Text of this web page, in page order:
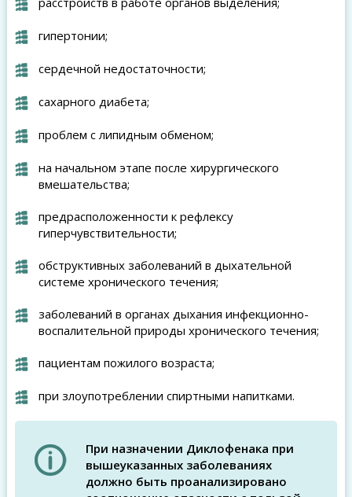
гипертонии;
сердечной недостаточности;
сахарного диабета;
проблем с липидным обменом;
на начальном этапе после хирургического
вмешательства;
предрасположенности к рефлексу
гиперчувствительности;
обструктивных заболеваний в дыхательной
системе хронического течения;
заболеваний в органах дыхания инфекционно-
воспалительной природы хронического течения;
пациентам пожилого возраста;
при злоупотреблении спиртными напитками.
При назначении Диклофенака при
вышеуказанных заболеваниях
должно быть проанализировано